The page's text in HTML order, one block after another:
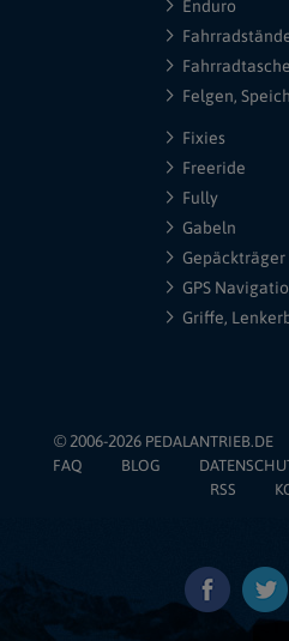
Enduro
Felgen,
Fixies
Freeride
Fully
Gabeln
Gepäckträger
GPS
Griffe,
© 2006-2026 PEDALANTRIEB.DE
FAQ
BLOG
RSS